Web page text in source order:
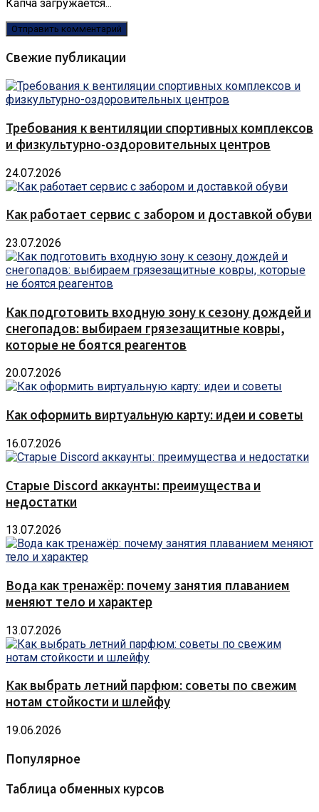
Капча загружается...
Свежие публикации
Требования к вентиляции спортивных комплексов
и физкультурно-оздоровительных центров
24.07.2026
Как работает сервис с забором и доставкой обуви
23.07.2026
Как подготовить входную зону к сезону дождей и
снегопадов: выбираем грязезащитные ковры,
которые не боятся реагентов
20.07.2026
Как оформить виртуальную карту: идеи и советы
16.07.2026
Старые Discord аккаунты: преимущества и
недостатки
13.07.2026
Вода как тренажёр: почему занятия плаванием
меняют тело и характер
13.07.2026
Как выбрать летний парфюм: советы по свежим
нотам стойкости и шлейфу
19.06.2026
Популярное
Таблица обменных курсов